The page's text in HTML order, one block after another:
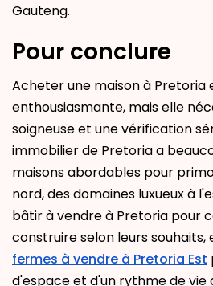
Gauteng.
Pour conclure
Acheter une maison à Pretoria
enthousiasmante, mais elle
soigneuse et une vérification
immobilier de Pretoria a
maisons abordables pour
nord, des domaines luxueux à
bâtir à vendre à Pretoria pour
construire selon leurs souhaits,
fermes à vendre à Pretoria Est
d'espace et d'un rythme de vie